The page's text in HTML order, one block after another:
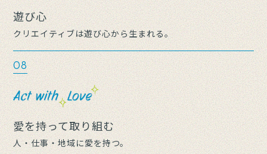
遊び心
クリエイティブは遊び心から生まれる。
08
愛を持って取り組む
人・仕事・地域に愛を持つ。